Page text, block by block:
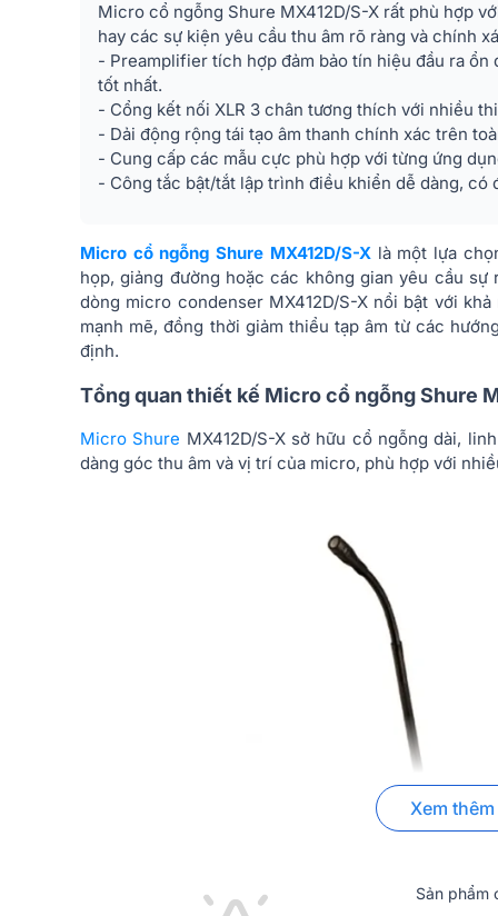
Micro cổ ngỗng Shure MX412D/S-X rất phù hợp
hay các sự kiện yêu cầu thu âm rõ ràng và chính
- Preamplifier tích hợp đảm bảo tín hiệu đầu ra
tốt nhất.
- Cổng kết nối XLR 3 chân tương thích với nhiều
- Dải động rộng tái tạo âm thanh chính xác trên
- Cung cấp các mẫu cực phù hợp với từng ứng
- Công tắc bật/tắt lập trình điều khiển dễ dàng, có
Micro cổ ngỗng Shure MX412D/S-Xlà một lựa
họp, giảng đường hoặc các không gian yêu cầu
dòng micro condenser MX412D/S-X nổi bật với
mạnh mẽ, đồng thời giảm thiểu tạp âm từ các
định.
Tổng quan thiết kế Micro cổ ngỗng Shure
Micro Shure MX412D/S-X sở hữu cổ ngỗng dài,
dàng góc thu âm và vị trí của micro, phù hợp với
Xem thêm
Sản phẩm